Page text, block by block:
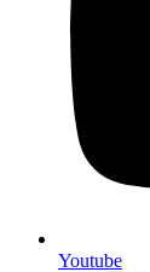
Youtube